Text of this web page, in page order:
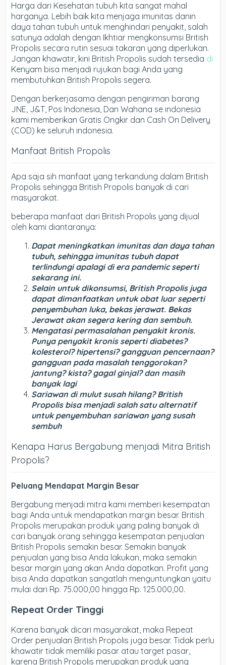
Harga dari Kesehatan tubuh kita sangat mahal
harganya. Lebih baik kita menjaga imunitas danin
daya tahan tubuh untuk menghindari penyakit, salah
satunya adalah dengan Ikhtiar mengkonsumsi British
Propolis secara rutin sesuai takaran yang diperlukan.
Jangan khawatir, kini British Propolis sudah tersedia di
Kenyam bisa menjadi rujukan bagi Anda yang
membutuhkan British Propolis segera.
Dengan berkerjasama dengan pengiriman barang
JNE, J&T, Pos Indonesia, Dan Wahana se indonesia
kami memberikan Gratis Ongkir dan Cash On Delivery
(COD) ke seluruh indonesia.
Manfaat British Propolis
Apa saja sih manfaat yang terkandung dalam British
Propolis sehingga British Propolis banyak di cari
masyarakat.
beberapa manfaat dari British Propolis yang dijual
oleh kami diantaranya:
Dapat meningkatkan imunitas dan daya tahan
tubuh, sehingga imunitas tubuh dapat
terlindungi apalagi di era pandemic seperti
sekarang ini.
Selain untuk dikonsumsi, British Propolis juga
dapat dimanfaatkan untuk obat luar seperti
penyembuhan luka, bekas jerawat. Bekas
Jerawat akan segera kering dan sembuh.
Mengatasi permasalahan penyakit kronis.
Punya penyakit kronis seperti diabetes?
kolesterol? hipertensi? gangguan pencernaan?
gangguan pada masalah tenggorokan?
jantung? kista? gagal ginjal? dan masih
banyak lagi
Sariawan di mulut susah hilang? British
Propolis bisa menjadi salah satu alternatif
untuk penyembuhan sariawan yang susah
sembuh
Kenapa Harus Bergabung menjadi Mitra British
Propolis?
Peluang Mendapat Margin Besar
Bergabung menjadi mitra kami memberi kesempatan
bagi Anda untuk mendapatkan margin besar. British
Propolis merupakan produk yang paling banyak di
cari banyak orang sehingga kesempatan penjualan
British Propolis semakin besar. Semakin banyak
penjualan yang bisa Anda lakukan, maka semakin
besar margin yang akan Anda dapatkan. Profit yang
bisa Anda dapatkan sangatlah menguntungkan yaitu
mulai dari Rp. 75.000,00 hingga Rp. 125.000,00.
Repeat Order Tinggi
Karena banyak dicari masyarakat, maka Repeat
Order penjualan British Propolis juga besar. Tidak perlu
khawatir tidak memiliki pasar atau target pasar,
karena British Propolis merupakan produk yang